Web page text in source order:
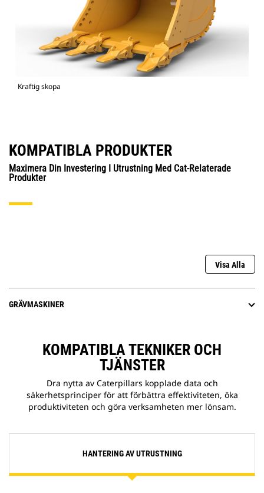
Kraftig skopa
KOMPATIBLA PRODUKTER
Maximera Din Investering I Utrustning Med Cat-Relaterade
Produkter
Visa Alla
GRÄVMASKINER
KOMPATIBLA TEKNIKER OCH
TJÄNSTER
Dra nytta av Caterpillars kopplade data och
säkerhetsprinciper för att förbättra effektiviteten, öka
produktiviteten och göra verksamheten mer lönsam.
HANTERING AV UTRUSTNING